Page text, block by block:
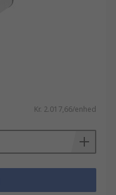
Kr. 2.017,66/enhed